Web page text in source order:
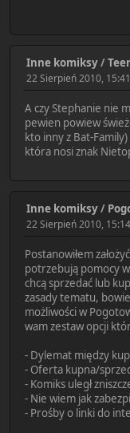
Inne komiksy/
22 Sierpień 2010,
A czy Stephanie nie
pewien powiew
kto inny z Bat-
która nosi znak
Inne komiksy/
22 Sierpień 2010,
Postanowiłem
potrzebują pomocy
chcą sprzedać lub
zasady tematu,
możliwości w
wam zestaw opcji
- Dylemat między
- Oferta kupna/
- Komiks uległ
- Nie wiem jak
- Prośby o linki do